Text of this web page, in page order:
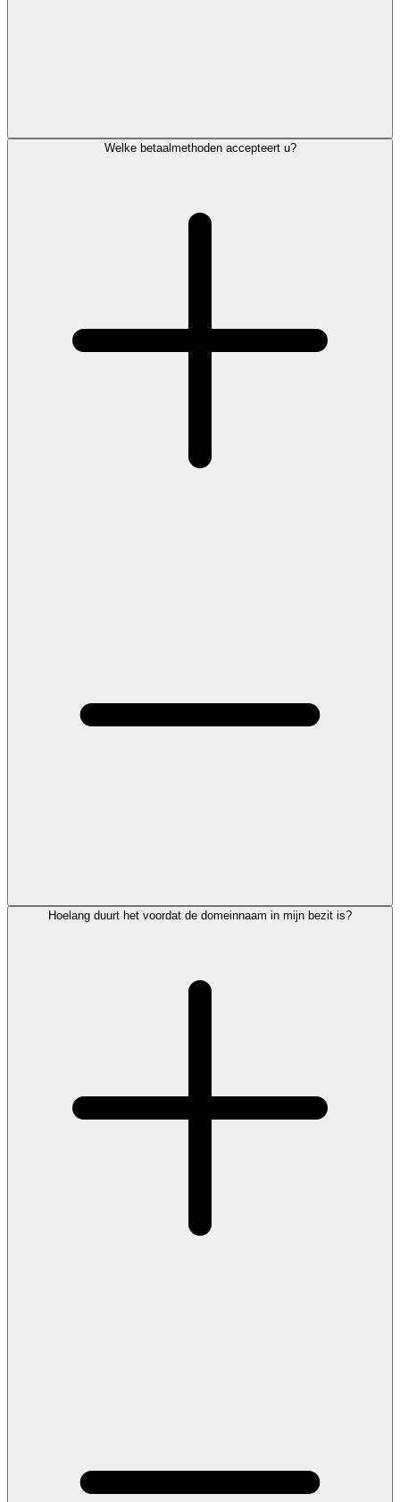
Welke betaalmethoden accepteert u?
Hoelang duurt het voordat de domeinnaam in mijn bezit is?